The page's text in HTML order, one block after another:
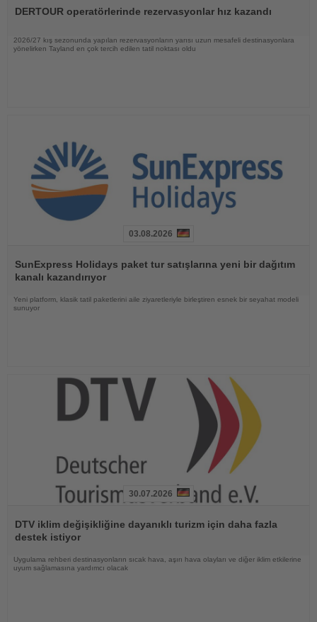
DERTOUR operatörlerinde rezervasyonlar hız kazandı
2026/27 kış sezonunda yapılan rezervasyonların yarısı uzun mesafeli destinasyonlara
yönelirken Tayland en çok tercih edilen tatil noktası oldu
Oku
03.08.2026
SunExpress Holidays paket tur satışlarına yeni bir dağıtım
kanalı kazandırıyor
Yeni platform, klasik tatil paketlerini aile ziyaretleriyle birleştiren esnek bir seyahat modeli
sunuyor
Oku
30.07.2026
DTV iklim değişikliğine dayanıklı turizm için daha fazla
destek istiyor
Uygulama rehberi destinasyonların sıcak hava, aşırı hava olayları ve diğer iklim etkilerine
uyum sağlamasına yardımcı olacak